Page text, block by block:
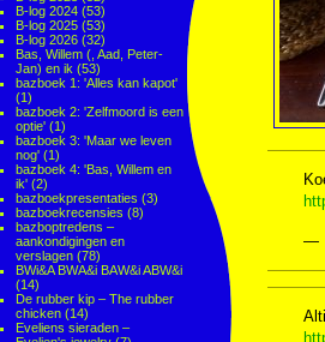
B-log 2024 (53)
B-log 2025 (53)
B-log 2026 (32)
Bas, Willem (, Aad, Peter-
Jan) en ik (53)
bazboek 1: 'Alles kan kapot'
(1)
bazboek 2: 'Zelfmoord is een
optie' (1)
bazboek 3: 'Maar we leven
nog' (1)
bazboek 4: 'Bas, Willem en
ik' (2)
bazboekpresentaties (3)
bazboekrecensies (8)
bazboptredens –
aankondigingen en
verslagen (78)
BWi&A BWA&i BAW&i ABW&i
(14)
De rubber kip – The rubber
chicken (14)
Eveliens sieraden –
—